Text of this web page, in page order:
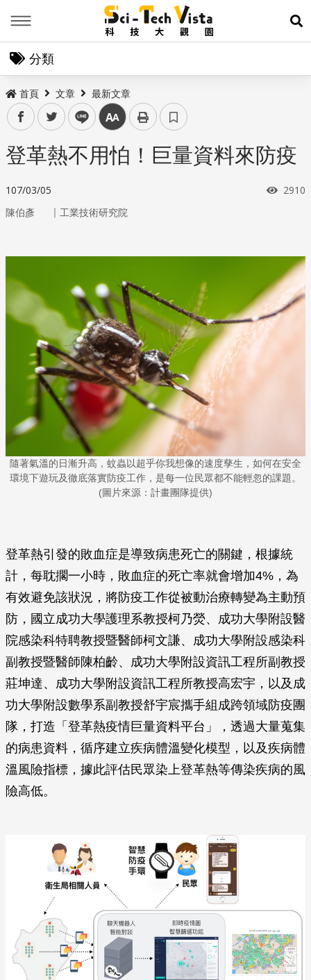
展
分類
首頁 文章 最新文章
facebooktwitter line 中
登革熱不用怕！巨量資料來防疫
107/03/05 瀏覽
2910
陳伯彥 ｜ 工業技術研究院
隨著氣溫的日漸升高，蚊蟲以超乎你我想像的速度孳生，如何在安全
環境下遊玩及徹底落實防疫工作，是每一位民眾都不能輕忽的課題。
(圖片來源：計畫團隊提供)
登革熱引發的敗血症是導致病患死亡的關鍵，根據統
計，每耽擱一小時，敗血症的死亡率就會增加4%，為
有效避免該狀況，將防疫工作從被動治療轉變為主動預
防，國立成功大學護理系教授柯乃熒、成功大學附設醫
院感染科特聘教授暨醫師柯文謙、成功大學附設感染科
副教授暨醫師陳柏齡、成功大學附設資訊工程所副教授
莊坤達、成功大學附設資訊工程所教授高宏宇，以及成
功大學附設數學系副教授舒宇宸攜手組成跨領域防疫團
隊，打造「登革熱疫情巨量資料平台」，透過大量蒐集
的病患資料，循序建立疾病體溫變化模型，以及疾病體
溫風險指標，據此評估民眾染上登革熱等傳染疾病的風
險高低。